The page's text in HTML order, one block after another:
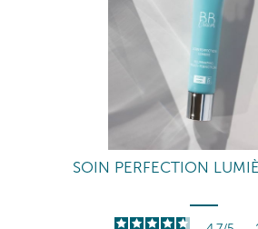
SOIN PERFECTION